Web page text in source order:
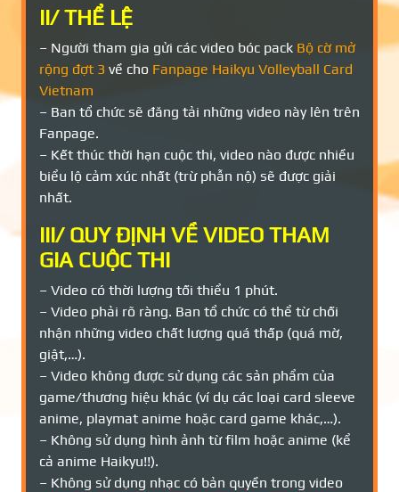
II/ THỂ LỆ
– Người tham gia gửi các video bóc pack Bộ cờ mở
rộng đợt 3 về cho Fanpage Haikyu Volleyball Card
Vietnam
– Ban tổ chức sẽ đăng tải những video này lên trên
Fanpage.
– Kết thúc thời hạn cuộc thi, video nào được nhiều
biểu lộ cảm xúc nhất (trừ phẫn nộ) sẽ được giải
nhất.
III/ QUY ĐỊNH VỀ VIDEO THAM
GIA CUỘC THI
– Video có thời lượng tối thiểu 1 phút.
– Video phải rõ ràng. Ban tổ chức có thể từ chối
nhận những video chất lượng quá thấp (quá mờ,
giật,…).
– Video không được sử dụng các sản phẩm của
game/thương hiệu khác (ví dụ các loại card sleeve
anime, playmat anime hoặc card game khác,…).
– Không sử dụng hình ảnh từ film hoặc anime (kể
cả anime Haikyu!!).
– Không sử dụng nhạc có bản quyền trong video